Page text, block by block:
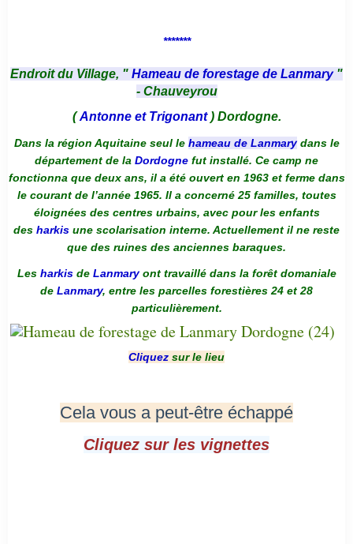
*******
Endroit du Village, " Hameau de forestage de Lanmary "
- Chauveyrou
(Antonne et Trigonant) Dordogne.
Dans la région Aquitaine seul le hameau de Lanmarydans le
département de la Dordogne fut installé. Ce camp ne
fonctionna que deux ans, il a été ouvert en 1963 et ferme dans
le courant de l’année 1965. Il a concerné 25 familles, toutes
éloignées des centres urbains, avec pour les enfants
des harkis une scolarisation interne. Actuellement il ne reste
que des ruines des anciennes baraques.
Les harkis de Lanmaryont travaillé dans la forêt domaniale
de Lanmary, entre les parcelles forestières 24 et 28
particulièrement.
Cliquez sur le lieu
Cela vous a peut-être échappé
Cliquez sur les vignettes